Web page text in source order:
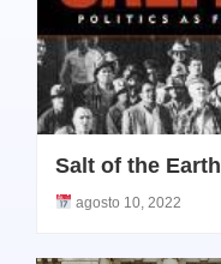
Salt of the
agosto 10, 2022